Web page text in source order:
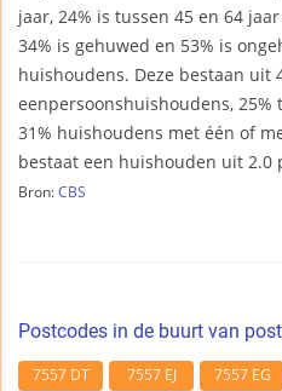
jaar, 24% is tussen 45 en 64
34% is gehuwed en 53% is
huishoudens. Deze bestaan uit
eenpersoonshuishoudens,
31% huishoudens met één of
bestaat een huishouden uit 2.0
Bron: CBS
Postcodes in de buurt van
7557 DT 7557 EJ 7557 EG